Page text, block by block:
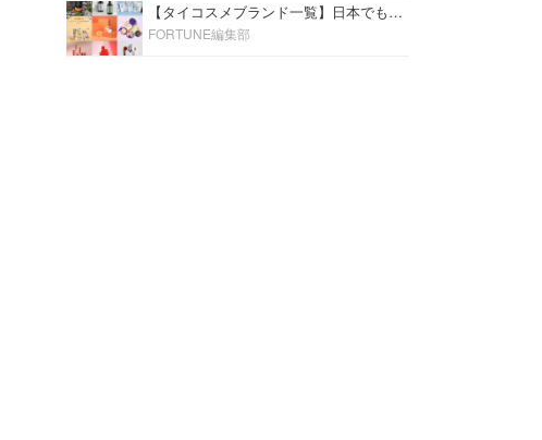
【タイコスメブランド一覧】日本でも人気沸騰中の“タイコスメ”ブランド20選！
FORTUNE編集部